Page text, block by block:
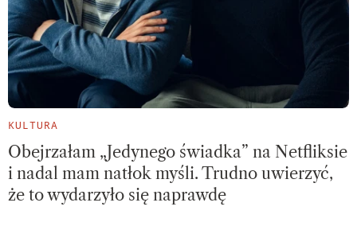
KULTURA
Obejrzałam „Jedynego świadka” na Netfliksie
i nadal mam natłok myśli. Trudno uwierzyć,
że to wydarzyło się naprawdę